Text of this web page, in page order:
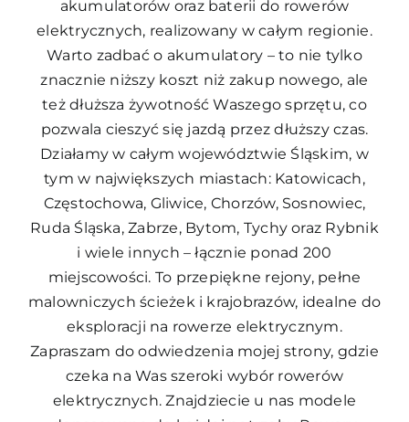
akumulatorów oraz baterii do rowerów
elektrycznych, realizowany w całym regionie.
Warto zadbać o akumulatory – to nie tylko
znacznie niższy koszt niż zakup nowego, ale
też dłuższa żywotność Waszego sprzętu, co
pozwala cieszyć się jazdą przez dłuższy czas.
Działamy w całym województwie Śląskim, w
tym w największych miastach: Katowicach,
Częstochowa, Gliwice, Chorzów, Sosnowiec,
Ruda Śląska, Zabrze, Bytom, Tychy oraz Rybnik
i wiele innych – łącznie ponad 200
miejscowości. To przepiękne rejony, pełne
malowniczych ścieżek i krajobrazów, idealne do
eksploracji na rowerze elektrycznym.
Zapraszam do odwiedzenia mojej strony, gdzie
czeka na Was szeroki wybór rowerów
elektrycznych. Znajdziecie u nas modele